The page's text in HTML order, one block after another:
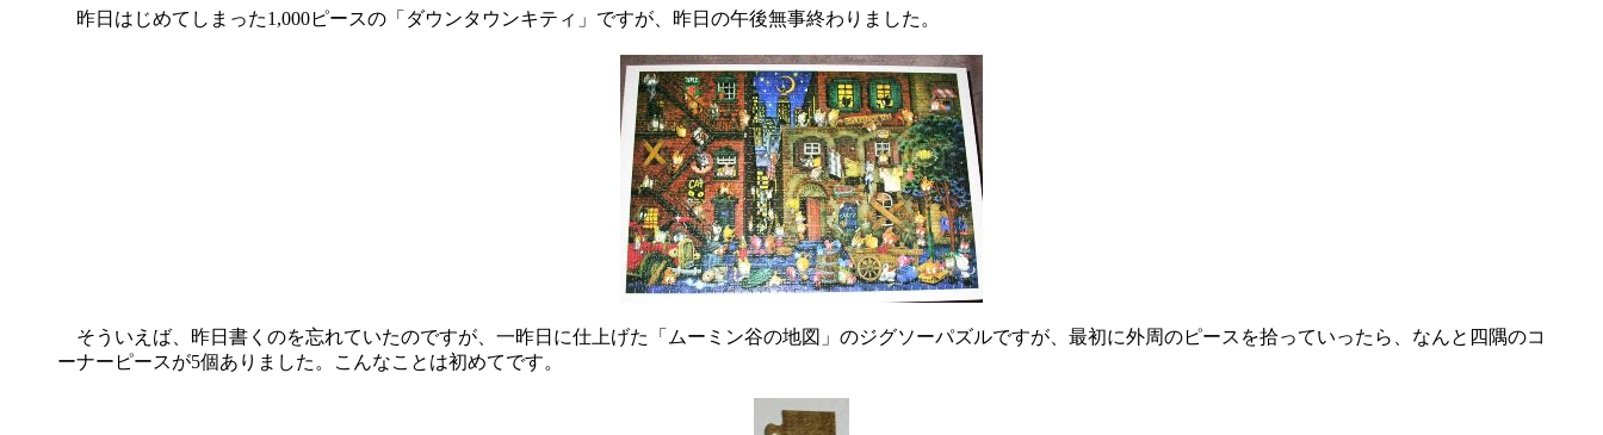
昨日はじめてしまった1,000ピースの「ダウンタウンキティ」ですが、昨日の午後無事終わりました。
そういえば、昨日書くのを忘れていたのですが、一昨日に仕上げた「ムーミン谷の地図」のジグソーパズルですが、最初に外周のピースを拾っていったら、なんと四隅のコ
ーナーピースが5個ありました。こんなことは初めてです。